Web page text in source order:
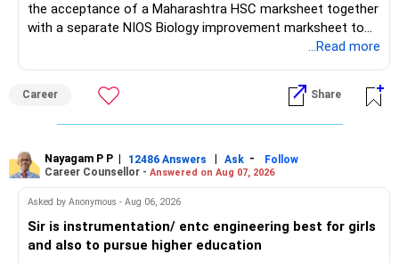
the acceptance of a Maharashtra HSC marksheet together
with a separate NIOS Biology improvement marksheet to
satisfy the minimum 50% PCB eligibility requirement for
Maharashtra NEET counselling guidelines. Therefore, you
are advised to seek official written clarification from the
Maharashtra State CET Cell/DMER before counselling.
a single recognized board provides greater certainty during
the admission process. All The Best for Your Prosperous
Future!
Follow RediffGURUS to Know More on 'Careers | Money |
Health | Relationships'.
...Read more
Career Share
Nayagam P P | 12486 Answers | Ask -
Follow
Career Counsellor - Answered on Aug 07, 2026
Asked by Anonymous - Aug 06, 2026
Sir is instrumentation/ entc engineering best for girls
and also to pursue higher education